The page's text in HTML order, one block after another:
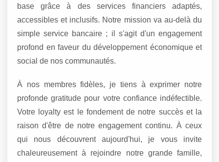
base grâce à des services financiers adaptés,
accessibles et inclusifs. Notre mission va au-delà du
simple service bancaire ; il s'agit d'un engagement
profond en faveur du développement économique et
social de nos communautés.
À nos membres fidèles, je tiens à exprimer notre
profonde gratitude pour votre confiance indéfectible.
Votre loyalty est le fondement de notre succès et la
raison d'être de notre engagement continu. À ceux
qui nous découvrent aujourd'hui, je vous invite
chaleureusement à rejoindre notre grande famille,